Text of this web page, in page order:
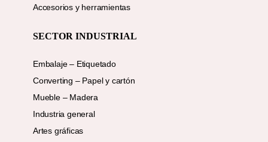
Accesorios y herramientas
SECTOR INDUSTRIAL
Embalaje – Etiquetado
Converting – Papel y cartón
Mueble – Madera
Industria general
Artes gráficas